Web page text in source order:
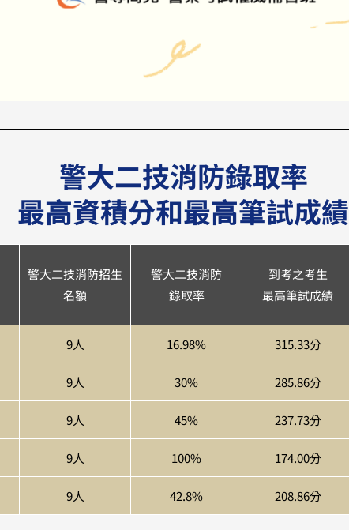
警大二技消防錄取率
最高資積分和最高筆試成績
警大二技消防招生
名額
警大二技消防
錄取率
到考之考生
最高筆試成績
9人 16.98% 315.33分
9人 30% 285.86分
9人 45% 237.73分
9人 100% 174.00分
9人 42.8% 208.86分